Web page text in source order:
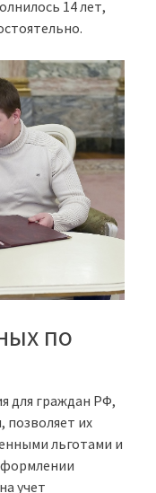
14 лет,
по
для граждан РФ,
их
льготами и
учет